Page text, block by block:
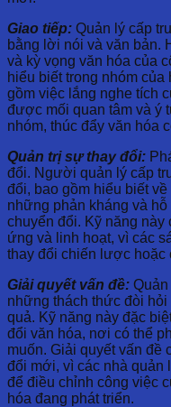
Giao tiếp: Quản lý cấp
bằng lời nói và văn bản.
và kỳ vọng văn hóa của
hiểu biết trong nhóm
gồm việc lắng nghe tích
được mối quan tâm và ý
nhóm, thúc đẩy văn hóa
Quản trị sự thay đổi:
đổi. Người quản lý cấp
đổi, bao gồm hiểu biết
những phản kháng và
chuyển đổi. Kỹ năng này
ứng và linh hoạt, vì các
thay đổi chiến lược hoặc
Giải quyết vấn đề:
những thách thức đòi
quả. Kỹ năng này đặc
đổi văn hóa, nơi có thể
muốn. Giải quyết vấn đề
đổi mới, vì các nhà quản
để điều chỉnh công việc
hóa đang phát triển.